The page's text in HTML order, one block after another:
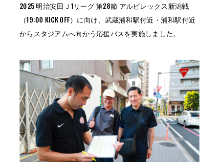
2025 明治安田Ｊ1リーグ 第28節 アルビレックス新潟戦
（19:00 KICK OFF）に向け、武蔵浦和駅付近・浦和駅付近
からスタジアムへ向かう応援バスを実施しました。